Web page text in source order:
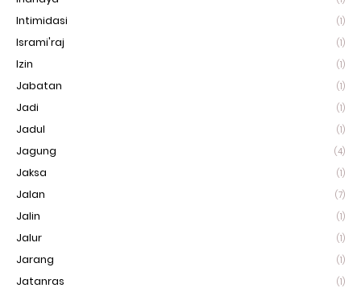
Intimidasi (1)
Isrami'raj (1)
Izin (1)
Jabatan (1)
Jadi (1)
Jadul (1)
Jagung (4)
Jaksa (1)
Jalan (7)
Jalin (1)
Jalur (1)
Jarang (1)
Jatanras (1)